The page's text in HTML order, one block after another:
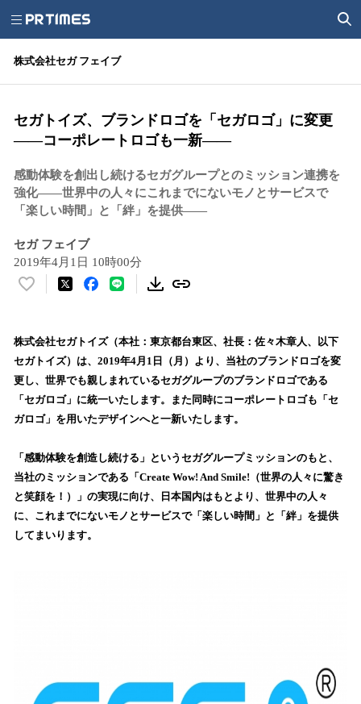
株式会社セガ フェイブ
セガトイズ、ブランドロゴを「セガロゴ」に変更
——コーポレートロゴも一新―—
感動体験を創出し続けるセガグループとのミッション連携を
強化――世界中の人々にこれまでにないモノとサービスで
「楽しい時間」と「絆」を提供――
セガ フェイブ
2019年4月1日 10時00分
い
！
数
を
読
込
中
で
す
株式会社セガトイズ（本社：東京都台東区、社長：佐々木章人、以下
セガトイズ）は、2019年4月1日（月）より、当社のブランドロゴを変
更し、世界でも親しまれているセガグループのブランドロゴである
「セガロゴ」に統一いたします。また同時にコーポレートロゴも「セ
ガロゴ」を用いたデザインへと一新いたします。
「感動体験を創造し続ける」というセガグループミッションのもと、
当社のミッションである「Create Wow! And Smile!（世界の人々に驚き
と笑顔を！）」の実現に向け、日本国内はもとより、世界中の人々
に、これまでにないモノとサービスで「楽しい時間」と「絆」を提供
してまいります。